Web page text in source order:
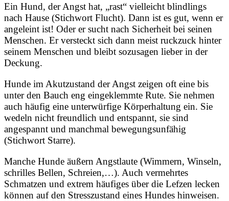
Ein Hund, der Angst hat, „rast“ vielleicht blindlings
nach Hause (Stichwort Flucht). Dann ist es gut, wenn er
angeleint ist! Oder er sucht nach Sicherheit bei seinen
Menschen. Er versteckt sich dann meist ruckzuck hinter
seinem Menschen und bleibt sozusagen lieber in der
Deckung.
Hunde im Akutzustand der Angst zeigen oft eine bis
unter den Bauch eng eingeklemmte Rute. Sie nehmen
auch häufig eine unterwürfige Körperhaltung ein. Sie
wedeln nicht freundlich und entspannt, sie sind
angespannt und manchmal bewegungsunfähig
(Stichwort Starre).
Manche Hunde äußern Angstlaute (Wimmern, Winseln,
schrilles Bellen, Schreien,…). Auch vermehrtes
Schmatzen und extrem häufiges über die Lefzen lecken
können auf den Stresszustand eines Hundes hinweisen.